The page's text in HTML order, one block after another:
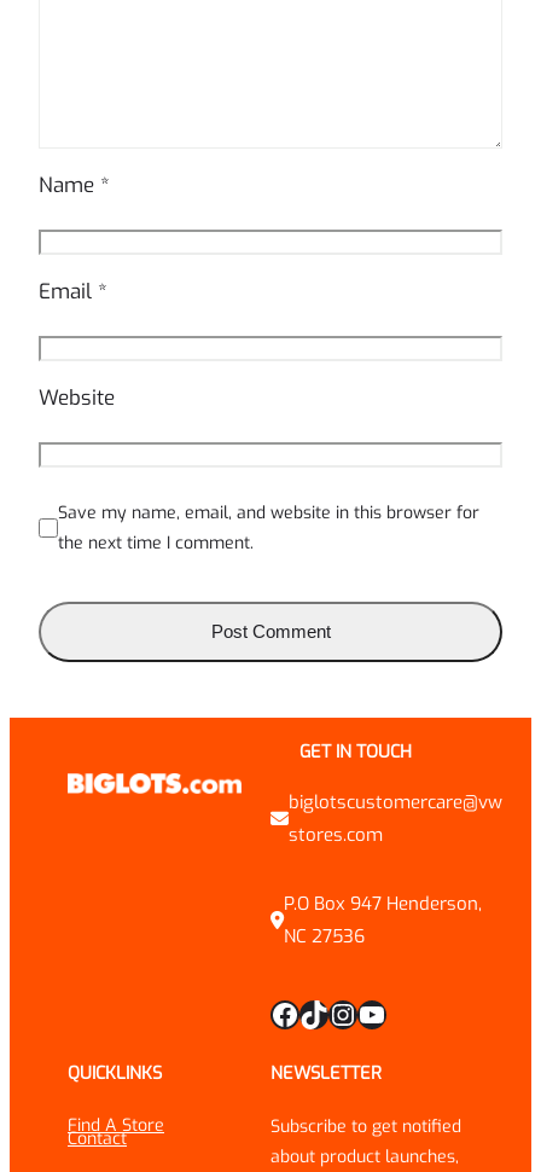
Name *
Email *
Website
Save my name, email, and website in this browser for
the next time I comment.
GET IN TOUCH
biglotscustomercare@vw
stores.com
P.O Box 947 Henderson,
NC 27536
Facebook TikTok InstagramYouTube
QUICKLINKS
Find A Store
Contact
NEWSLETTER
Subscribe to get notified
about product launches,